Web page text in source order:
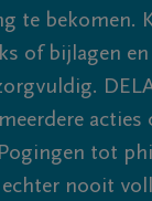
te bekomen.
of bijlagen
tot
echter nooit